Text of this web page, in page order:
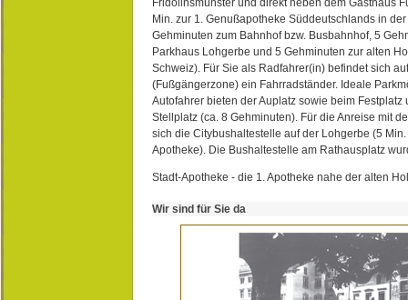
Min. zur 1. Genußapotheke Süddeutschlands in
Gehminuten zum Bahnhof bzw. Busbahnhof, 5
Parkhaus Lohgerbe und 5 Gehminuten zur alten
Schweiz). Für Sie als Radfahrer(in) befindet sich
(Fußgängerzone) ein Fahrradständer. Ideale
Autofahrer bieten der Auplatz sowie beim Festplatz
Stellplatz (ca. 8 Gehminuten). Für die Anreise mit
sich die Citybushaltestelle auf der Lohgerbe (5
Apotheke). Die Bushaltestelle am Rathausplatz
Stadt-Apotheke - die 1. Apotheke nahe der alten
Wir sind für Sie da